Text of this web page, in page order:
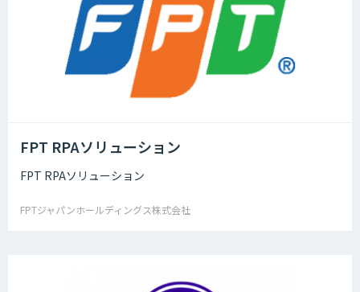
FPT RPAソリューション
FPT RPAソリューション
FPTジャパンホールディングス株式会社